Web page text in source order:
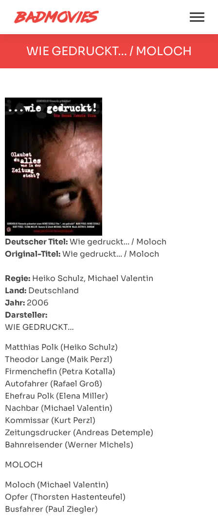
WIE GEDRUCKT… / MOLOCH
Deutscher Titel:Wie gedruckt... / Moloch
Original-Titel:Wie gedruckt... / Moloch
Regie: Heiko Schulz, Michael Valentin
Land: Deutschland
Jahr: 2006
Darsteller:
WIE GEDRUCKT…
Matthias Polk (Heiko Schulz)
Theodor Lange (Maik Perzl)
Firmenchefin (Petra Kotalla)
Autofahrer (Rafael Groß)
Ehefrau Polk (Elena Miller)
Nachbar (Michael Valentin)
Kommissar (Kurt Perzl)
Zeitungsdrucker (Andreas Detemple)
Bahnreisender (Werner Michels)
MOLOCH
Moloch (Michael Valentin)
Opfer (Thorsten Hastenteufel)
Busfahrer (Paul Ziegler)